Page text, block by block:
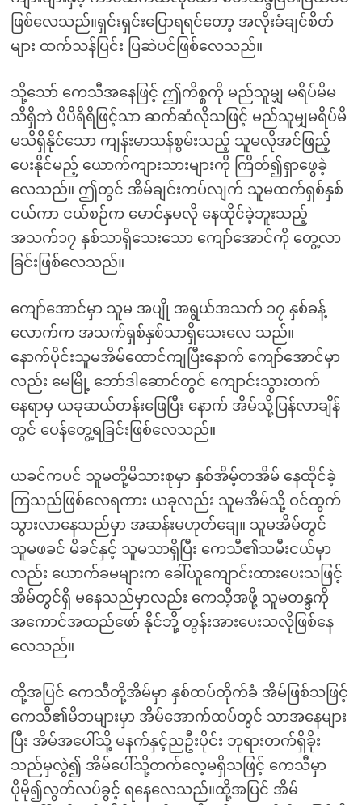
ဖြစ်လေသည်။ရှင်းရှင်းပြောရရင်တော့ အလိုးခံချင်စိတ်
များ ထက်သန်ပြင်း ပြဆဲပင်ဖြစ်လေသည်။
သို့သော် ကေသီအနေဖြင့် ဤကိစ္စကို မည်သူမျှ မရိပ်မိမ
သိရှိဘဲ ပိပိရိရိဖြင့်သာ ဆက်ဆံလိုသဖြင့် မည်သူမျှမရိပ်မိ
မသိရှိနိုင်သော ကျန်းမာသန်စွမ်းသည့် သူမလိုအင်ဖြည့်
ပေးနိုင်မည့် ယောက်ကျားသားများကို ကြိတ်၍ရှာဖွေခဲ့
လေသည်။ ဤတွင် အိမ်ချင်းကပ်လျက် သူမထက်ရှစ်နှစ်
ငယ်ကာ ငယ်စဉ်က မောင်နှမလို နေထိုင်ခဲ့ဘူးသည့်
အသက်၁၇ နှစ်သာရှိသေးသော ကျော်အောင်ကို တွေ့လာ
ခြင်းဖြစ်လေသည်။
ကျော်အောင်မှာ သူမ အပျို အရွယ်အသက် ၁၇ နှစ်ခန့်
လောက်က အသက်ရှစ်နှစ်သာရှိသေးလေ သည်။
နောက်ပိုင်းသူမအိမ်ထောင်ကျပြီးနောက် ကျော်အောင်မှာ
လည်း မေမြို့ ဘော်ဒါဆောင်တွင် ကျောင်းသွားတက်
နေရာမှ ယခုဆယ်တန်းဖြေပြီး နောက် အိမ်သို့ပြန်လာချိန်
တွင် ပေန်တွေ့ရခြင်းဖြစ်လေသည်။
ယခင်ကပင် သူမတို့မိသားစုမှာ နှစ်အိမ့်တအိမ် နေထိုင်ခဲ့
ကြသည်ဖြစ်လေရကား ယခုလည်း သူမအိမ်သို့ ဝင်ထွက်
သွားလာနေသည်မှာ အဆန်းမဟုတ်ချေ။ သူမအိမ်တွင်
သူမဖခင် မိခင်နှင့် သူမသာရှိပြီး ကေသီ၏သမီးငယ်မှာ
လည်း ယောက်ခမများက ခေါ်ယူကျောင်းထားပေးသဖြင့်
အိမ်တွင်ရှိ မနေသည်မှာလည်း ကေသီ့အဖို့ သူမတန္ဒကို
အကောင်အထည်ဖော် နိုင်ဘို့ တွန်းအားပေးသလိုဖြစ်နေ
လေသည်။
ထို့အပြင် ကေသီတို့အိမ်မှာ နှစ်ထပ်တိုက်ခံ အိမ်ဖြစ်သဖြင့်
ကေသီ၏မိဘများမှာ အိမ်အောက်ထပ်တွင် သာအနေများ
ပြီး အိမ်အပေါ်သို့ မနက်နှင့်ညဦးပိုင်း ဘုရားတက်ရှိခိုး
သည်မှလွဲ၍ အိမ်ပေါ်သို့တက်လေ့မရှိသဖြင့် ကေသီမှာ
ပိုမို၍လွတ်လပ်ခွင့် ရနေလေသည်။ထို့အပြင် အိမ်